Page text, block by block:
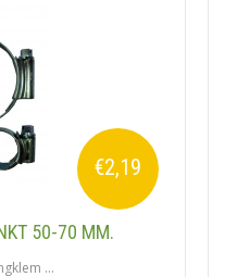
€2,19
50-70 MM.
...